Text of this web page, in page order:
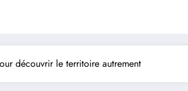
découvrir le territoire autrement